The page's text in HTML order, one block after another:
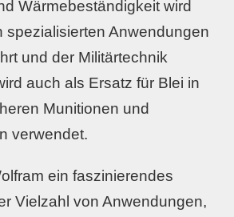
Wärmebeständigkeit wird
spezialisierten Anwendungen
und der Militärtechnik
auch als Ersatz für Blei in
Munitionen und
verwendet.
ein faszinierendes
Vielzahl von Anwendungen,